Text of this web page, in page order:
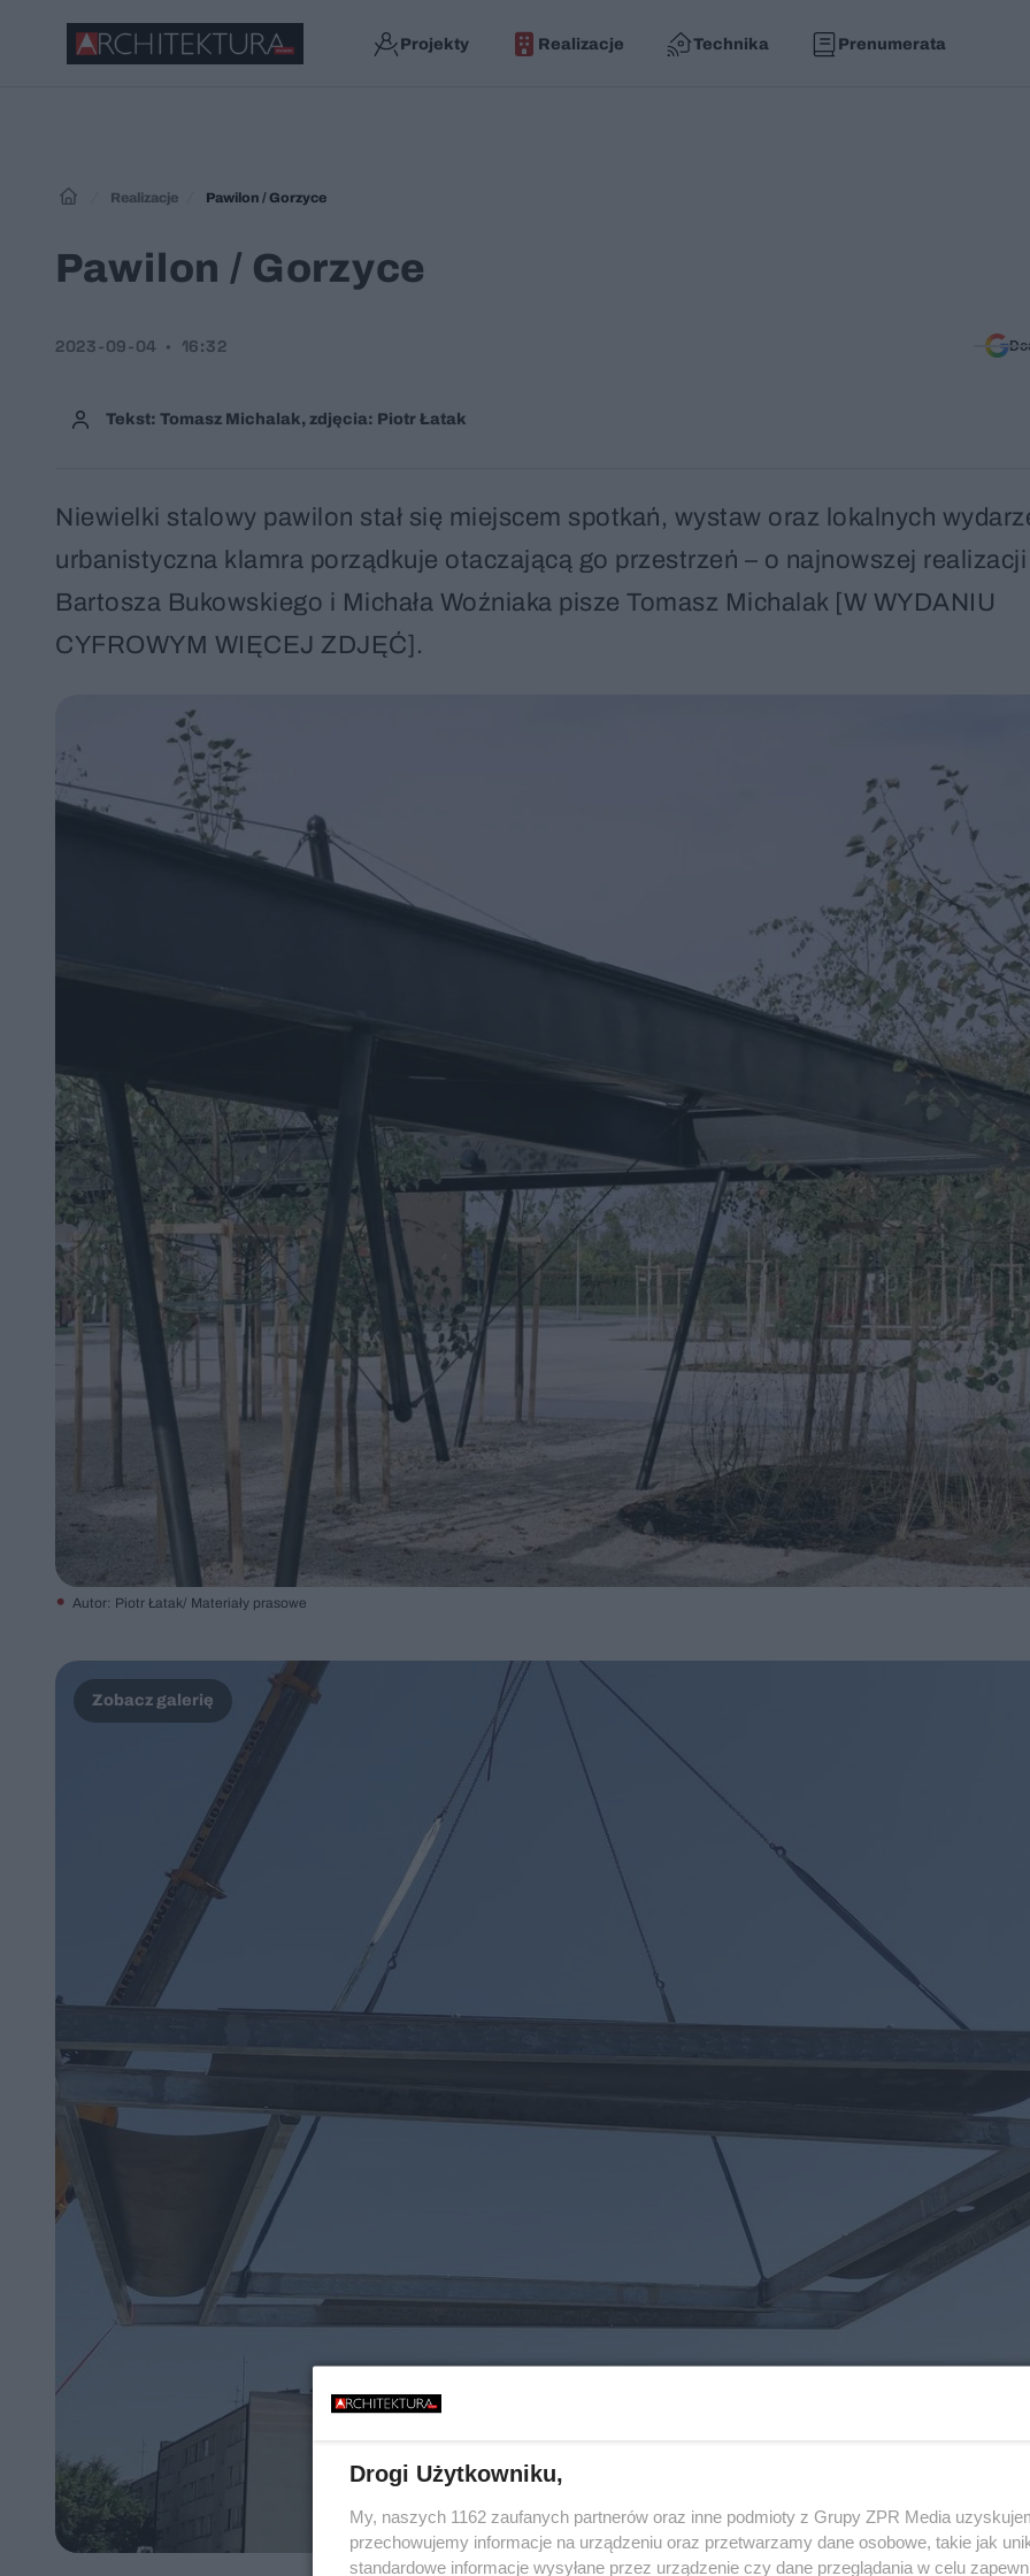
Projekty Realizacje Technika Prenumerata
Realizacje Pawilon / Gorzyce
Pawilon / Gorzyce
Tekst: Tomasz Michalak, zdjęcia: Piotr Łatak
2023-09-04 16:32
Niewielki stalowy pawilon stał się miejscem spotkań, wystaw oraz lokalnych
urbanistyczna klamra porządkuje otaczającą go przestrzeń – o najnowszej realizacji
Bartosza Bukowskiego i Michała Woźniaka pisze Tomasz Michalak [W WYDANIU
CYFROWYM WIĘCEJ ZDJĘĆ].
Autor: Piotr Łatak/ Materiały prasowe
Drogi Użytkowniku,
My, naszych 1162 zaufanych partnerów oraz inne podmioty z Grupy ZPR Media
przechowujemy informacje na urządzeniu oraz przetwarzamy dane osobowe, takie jak
standardowe informacje wysyłane przez urządzenie czy dane przeglądania w celu